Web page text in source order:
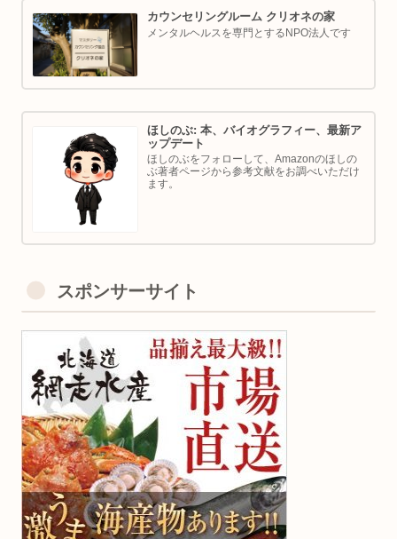
カウンセリングルーム クリオネの家
メンタルヘルスを専門とするNPO法人です
ほしのぶ: 本、バイオグラフィー、最新ア
ップデート
ほしのぶをフォローして、Amazonのほしの
ぶ著者ページから参考文献をお調べいただけ
ます。
スポンサーサイト